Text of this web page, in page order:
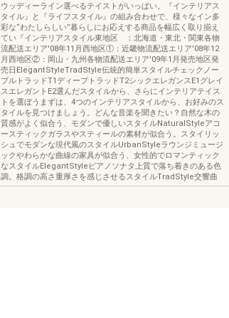
ウッディーライン選べるテイストがいっぱい。『インテリアス
タイル』と『ライフスタイル』の組み合わせで、様々なイン多
彩な“わたしらしい”暮らしにお応えする商品を幅広く取り揃え
てい『インテリアスタイル東地区 ：北海道・東北・関東各物
流配送エリア'08年11月西地区①：近畿物流配送エリア'08年12
月西地区②：岡山・九州各物流配送エリア'09年1月発売地区発
売日ElegantStyleTradStyle伝統的簡単スタイルチェックノー
ブルトラッドT1ディープトラッドT2シックエレガンスE1グレイ
スエレガントE2選んだスタイルから、さらにインテリアテイス
トを選ぼうまずは、4つのインテリアスタイルから、お好みのス
タイルを見つけましょう。どんな音楽を聞きたい？自然な木の
質感がよく似合う、モダンで優しいスタイルNaturalStyleアコ
ースティックガラスやスティールの素材が似合う。スタイリッ
シュでモダンな現代風のスタイルUrbanStyleラウンジミュージ
ックやわらかな曲線の家具が似合う、女性的でロマンティック
なスタイルElegantStyleピアノソナタ上質で落ち着きのある色
調。格調の高さ重厚さを感じさせるスタイルTradStyle交響曲